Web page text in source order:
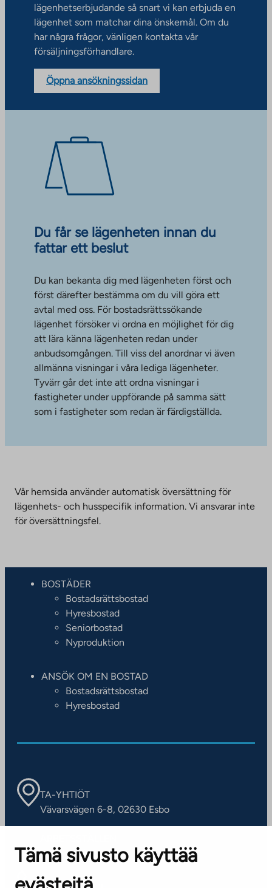
Tämä sivusto käyttää
lägenhetserbjudande så snart vi kan erbjuda en
lägenhet som matchar dina önskemål. Om du
har några frågor, vänligen kontakta vår
försäljningsförhandlare.
Öppna ansökningssidan
Du får se lägenheten innan du
fattar ett beslut
Du kan bekanta dig med lägenheten först och
först därefter bestämma om du vill göra ett
avtal med oss. För bostadsrättssökande
lägenhet försöker vi ordna en möjlighet för dig
att lära känna lägenheten redan under
anbudsomgången. Till viss del anordnar vi även
allmänna visningar i våra lediga lägenheter.
Tyvärr går det inte att ordna visningar i
fastigheter under uppförande på samma sätt
som i fastigheter som redan är färdigställda.
Vår hemsida använder automatisk översättning för
lägenhets- och husspecifik information. Vi ansvarar inte
för översättningsfel.
BOSTÄDER
Bostadsrättsbostad
Hyresbostad
Seniorbostad
Nyproduktion
ANSÖK OM EN BOSTAD
Bostadsrättsbostad
Hyresbostad
TA-YHTIÖT
Vävarsvägen 6-8, 02630 Esbo
Kontaktinformation